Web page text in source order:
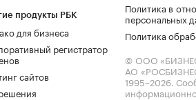
продукты РБК
для бизнеса
регистратор
сайтов
Политика в
персональных
Политика
© ООО
АО
1995–2026.